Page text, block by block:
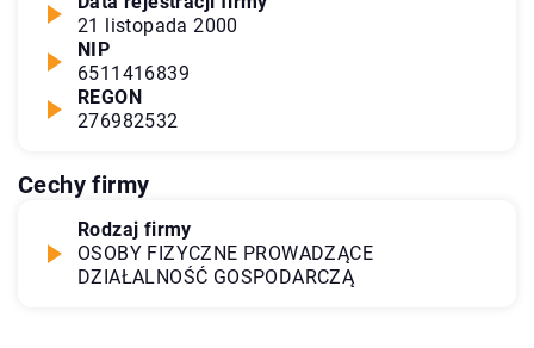
21 listopada 2000
NIP
6511416839
REGON
276982532
Cechy firmy
Rodzaj firmy
OSOBY FIZYCZNE PROWADZĄCE
DZIAŁALNOŚĆ GOSPODARCZĄ